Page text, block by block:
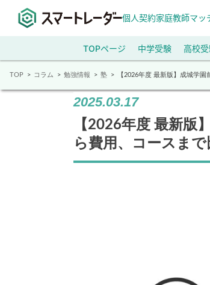
個人契約家庭教師マッ
TOPページ 中学受験 高校
TOP コラム 勉強情報 塾 【2026年度 最新版】成城学
2025.03.17
【2026年度 最新版
ら費用、コースまで